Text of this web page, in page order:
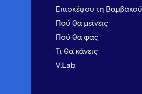
Επισκέψου τη Βαμβακού
Πού θα μείνεις
Πού θα φας
Τι θα κάνεις
V.Lab